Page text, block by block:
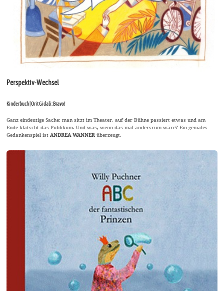
Perspektiv-Wechsel
Kinderbuch | Orit Gidali: Bravo!
Ganz eindeutige Sache: man sitzt im Theater, auf der Bühne passiert etwas und am
Ende klatscht das Publikum. Und was, wenn das mal andersrum wäre? Ein geniales
Gedankenspiel istANDREA WANNERüberzeugt.